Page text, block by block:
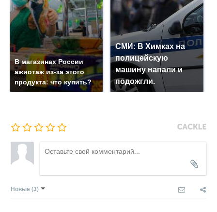
В магазинах России
ажиотаж из-за этого
продукта: что купить?
СМИ: В Химках на
полицейскую
машину напали и
подожгли.
Новые (3)